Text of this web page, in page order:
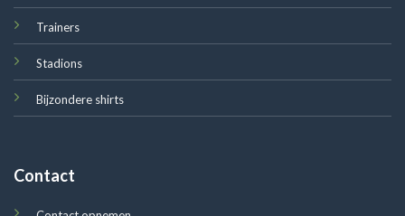
Trainers
Stadions
Bijzondere shirts
Contact